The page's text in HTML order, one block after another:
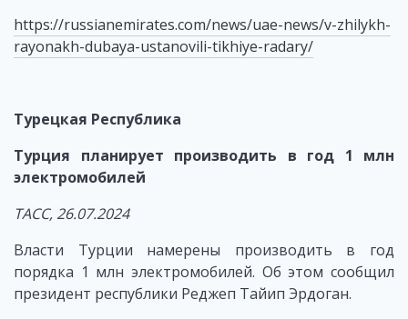
https://russianemirates.com/news/uae-news/v-zhilykh-
rayonakh-dubaya-ustanovili-tikhiye-radary/
Турецкая Республика
Турция планирует производить в год 1 млн
электромобилей
ТАСС, 26.07.2024
Власти Турции намерены производить в год
порядка 1 млн электромобилей. Об этом сообщил
президент республики Реджеп Тайип Эрдоган.